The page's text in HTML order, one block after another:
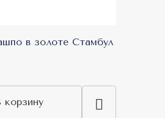
в золоте Стамбул
корзину